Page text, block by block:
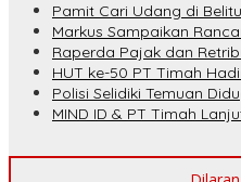
Pamit Cari Udang di
Markus Sampaikan
Raperda Pajak dan
HUT ke-50 PT Timah
Polisi Selidiki Temuan
MIND ID & PT Timah